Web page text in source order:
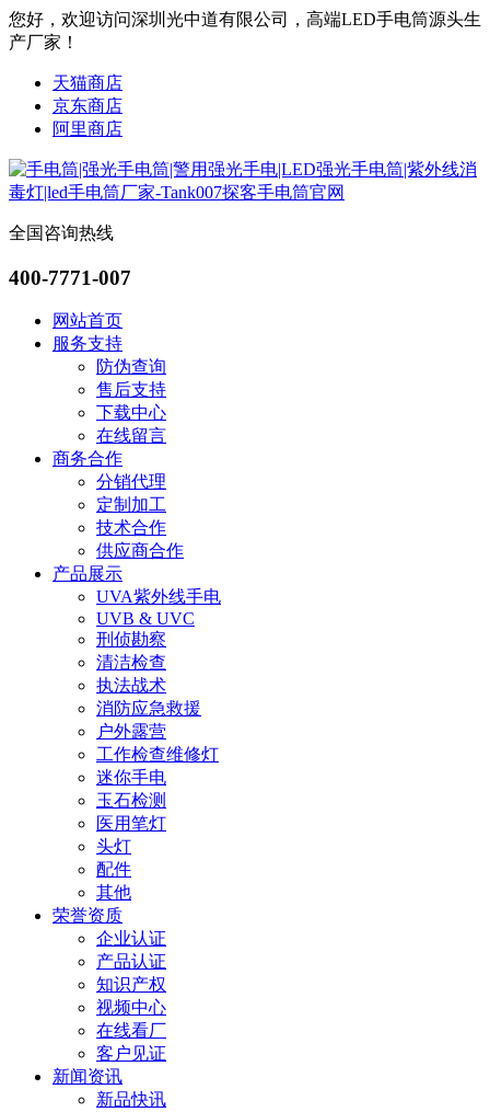
您好，欢迎访问深圳光中道有限公司，高端LED手电筒源头生
产厂家！
天猫商店
京东商店
阿里商店
全国咨询热线
400-7771-007
网站首页
服务支持
防伪查询
售后支持
下载中心
在线留言
商务合作
分销代理
定制加工
技术合作
供应商合作
产品展示
UVA紫外线手电
UVB & UVC
刑侦勘察
清洁检查
执法战术
消防应急救援
户外露营
工作检查维修灯
迷你手电
玉石检测
医用笔灯
头灯
配件
其他
荣誉资质
企业认证
产品认证
知识产权
视频中心
在线看厂
客户见证
新闻资讯
新品快讯